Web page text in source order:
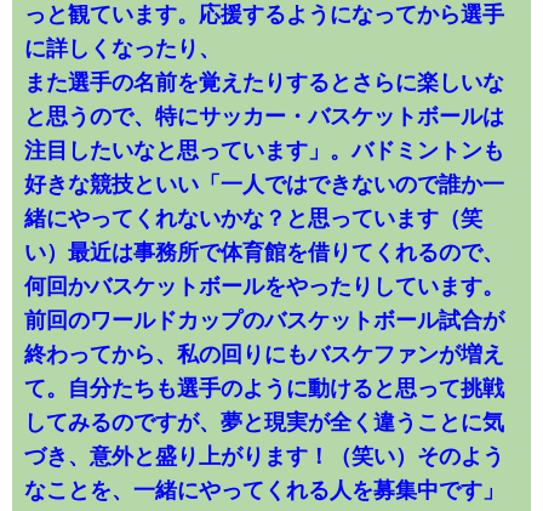
っと観ています。応援するようになってから選手
に詳しくなったり、
また選手の名前を覚えたりするとさらに楽しいな
と思うので、特にサッカー・バスケットボールは
注目したいなと思っています」。バドミントンも
好きな競技といい「一人ではできないので誰か一
緒にやってくれないかな？と思っています（笑
い）最近は事務所で体育館を借りてくれるので、
何回かバスケットボールをやったりしています。
前回のワールドカップのバスケットボール試合が
終わってから、私の回りにもバスケファンが増え
て。自分たちも選手のように動けると思って挑戦
してみるのですが、夢と現実が全く違うことに気
づき、意外と盛り上がります！（笑い）そのよう
なことを、一緒にやってくれる人を募集中です」